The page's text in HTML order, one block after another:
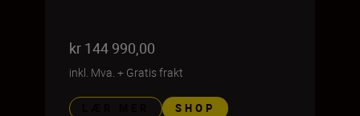
kr 144 990,00
inkl. Mva. + Gratis frakt
SHOP